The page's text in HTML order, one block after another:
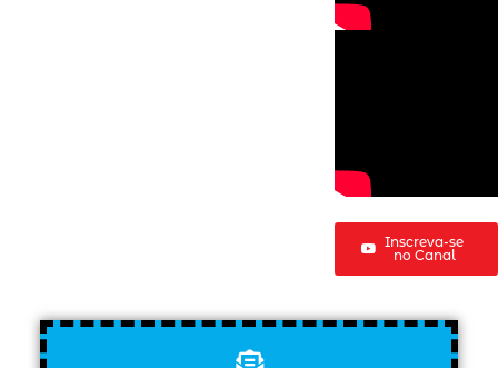
Inscreva-se
no Canal